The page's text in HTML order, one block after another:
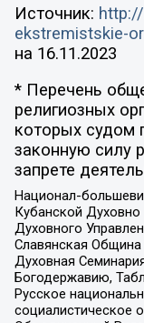
Источник:
ekstremistskie-
на 16.11.2023
* Перечень
религиозных
которых судом
законную силу
запрете
Национал-
Кубанской
Духовного
Славянская
Духовная
Богодержавию,
Русское
социалистическое